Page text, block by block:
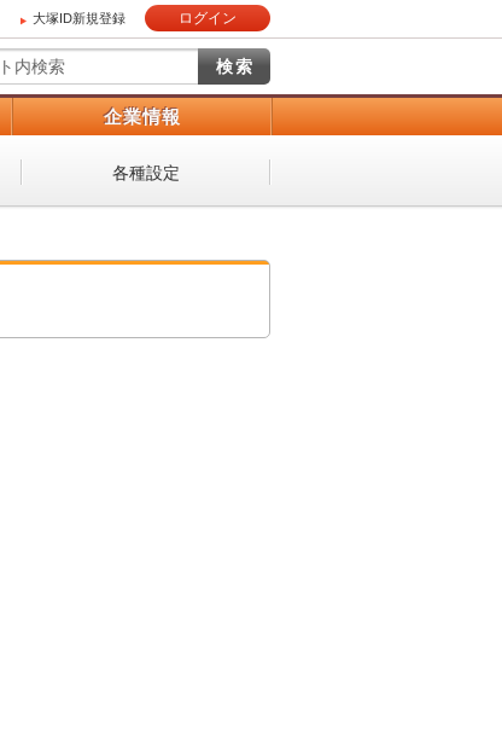
大塚ID新規登録 ログイン
企業情報
各種設定